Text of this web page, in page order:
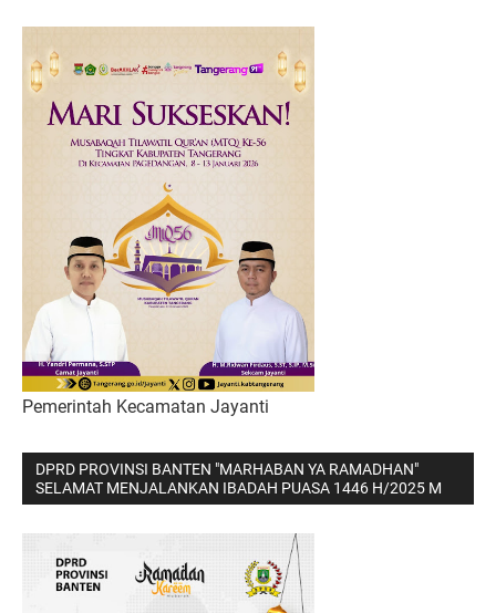
Pemerintah Kecamatan Jayanti
DPRD PROVINSI BANTEN "MARHABAN YA RAMADHAN"
SELAMAT MENJALANKAN IBADAH PUASA 1446 H/2025 M